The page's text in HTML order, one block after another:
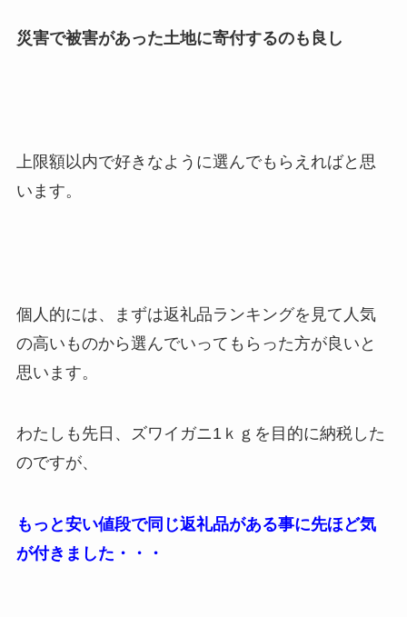
災害で被害があった土地に寄付するのも良し
上限額以内で好きなように選んでもらえればと思
います。
個人的には、まずは返礼品ランキングを見て人気
の高いものから選んでいってもらった方が良いと
思います。
わたしも先日、ズワイガニ1ｋｇを目的に納税した
のですが、
もっと安い値段で同じ返礼品がある事に先ほど気
が付きました・・・